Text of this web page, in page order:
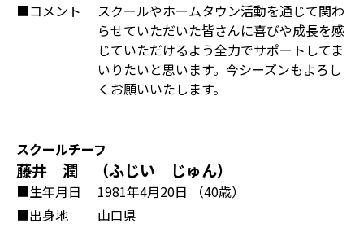
■コメント
スクールやホームタウン活動を通じて関わ
らせていただいた皆さんに喜びや成長を感
じていただけるよう全力でサポートしてま
いりたいと思います。今シーズンもよろし
くお願いいたします。
スクールチーフ
藤井 潤 （ふじい じゅん）
■生年月日
1981年4月20日 （40歳）
■出身地
山口県